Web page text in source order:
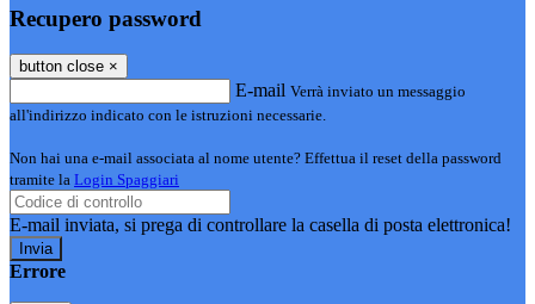
Recupero password
button close ×
E-mail Verrà inviato un messaggio
all'indirizzo indicato con le istruzioni necessarie.
Non hai una e-mail associata al nome utente? Effettua il reset della password
tramite la Login Spaggiari
E-mail inviata, si prega di controllare la casella di posta elettronica!
Errore